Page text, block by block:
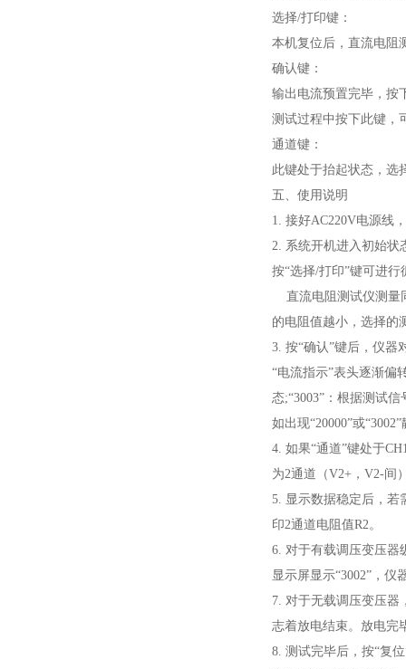
选择/打印键：
本机复位后，直流电阻
确认键：
输出电流预置完毕，按
测试过程中按下此键，
通道键：
此键处于抬起状态，选
五、使用说明
1. 接好AC220V电源线
2. 系统开机进入初始状
按“选择/打印”键可进行
直流电阻测试仪测量
的电阻值越小，选择的
3. 按“确认”键后，仪器
“电流指示”表头逐渐偏
态;“3003”：根据测试
如出现“20000”或
4. 如果“通道”键处于
为2通道（V2+，V2-间
5. 显示数据稳定后，若
印2通道电阻值R2。
6. 对于有载调压变压器
显示屏显示“3002”，仪
7. 对于无载调压变压器
志着放电结束。放电完
8. 测试完毕后，按“复